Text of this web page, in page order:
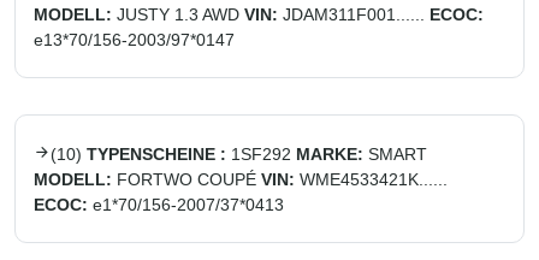
MODELL: JUSTY 1.3 AWD VIN: JDAM311F001......
ECOC:
e13*70/156-2003/97*0147
(10) TYPENSCHEINE : 1SF292 MARKE: SMART
MODELL: FORTWO COUPÉ VIN: WME4533421K......
ECOC: e1*70/156-2007/37*0413